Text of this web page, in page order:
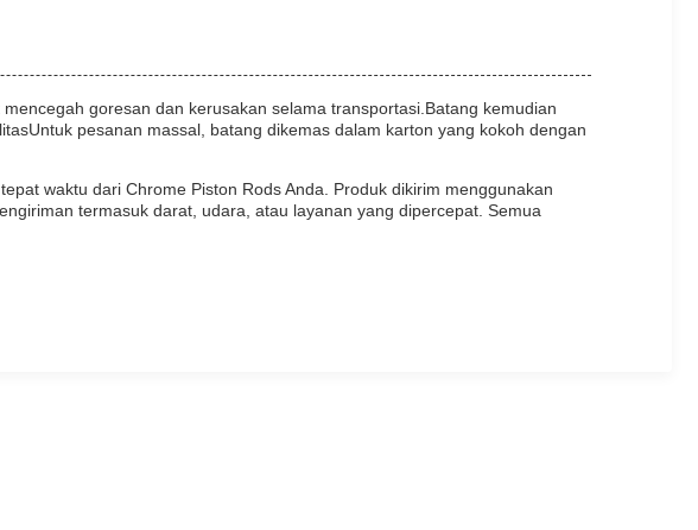
goresan dan kerusakan selama transportasi.Batang kemudian
pesanan massal, batang dikemas dalam karton yang kokoh dengan
waktu dari Chrome Piston Rods Anda. Produk dikirim menggunakan
termasuk darat, udara, atau layanan yang dipercepat. Semua